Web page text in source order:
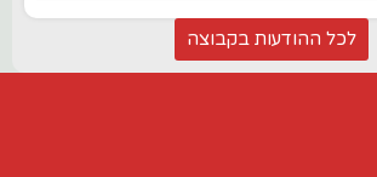
לכל ההודעות בקבוצה